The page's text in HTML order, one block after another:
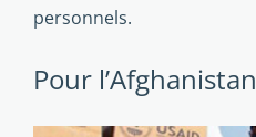
personnels.
Pour l’Afghanistan